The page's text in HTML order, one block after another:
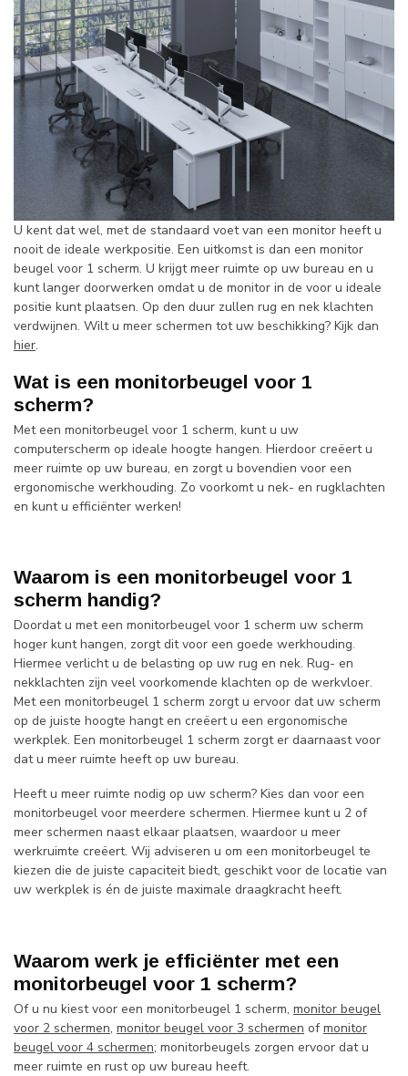
U kent dat wel, met de standaard voet van een monitor heeft u
nooit de ideale werkpositie. Een uitkomst is dan een monitor
beugel voor 1 scherm. U krijgt meer ruimte op uw bureau en u
kunt langer doorwerken omdat u de monitor in de voor u ideale
positie kunt plaatsen. Op den duur zullen rug en nek klachten
verdwijnen. Wilt u meer schermen tot uw beschikking? Kijk dan
hier.
Wat is een monitorbeugel voor 1
scherm?
Met een monitorbeugel voor 1 scherm, kunt u uw
computerscherm op ideale hoogte hangen. Hierdoor creëert u
meer ruimte op uw bureau, en zorgt u bovendien voor een
ergonomische werkhouding. Zo voorkomt u nek- en rugklachten
en kunt u efficiënter werken!
Waarom is een monitorbeugel voor 1
scherm handig?
Doordat u met een monitorbeugel voor 1 scherm uw scherm
hoger kunt hangen, zorgt dit voor een goede werkhouding.
Hiermee verlicht u de belasting op uw rug en nek. Rug- en
nekklachten zijn veel voorkomende klachten op de werkvloer.
Met een monitorbeugel 1 scherm zorgt u ervoor dat uw scherm
op de juiste hoogte hangt en creëert u een ergonomische
werkplek. Een monitorbeugel 1 scherm zorgt er daarnaast voor
dat u meer ruimte heeft op uw bureau.
Heeft u meer ruimte nodig op uw scherm? Kies dan voor een
monitorbeugel voor meerdere schermen. Hiermee kunt u 2 of
meer schermen naast elkaar plaatsen, waardoor u meer
werkruimte creëert. Wij adviseren u om een monitorbeugel te
kiezen die de juiste capaciteit biedt, geschikt voor de locatie van
uw werkplek is én de juiste maximale draagkracht heeft.
Waarom werk je efficiënter met een
monitorbeugel voor 1 scherm?
Of u nu kiest voor een monitorbeugel 1 scherm, monitor beugel
voor 2 schermen, monitor beugel voor 3 schermen ofmonitor
beugel voor 4 schermen; monitorbeugels zorgen ervoor dat u
meer ruimte en rust op uw bureau heeft.